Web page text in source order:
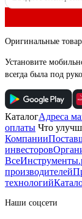
Оригинальные
Установите
всегда была под
КаталогАдреса
оплаты Что
Компании
инвесторов
производителей
технологий
Наши соцсети